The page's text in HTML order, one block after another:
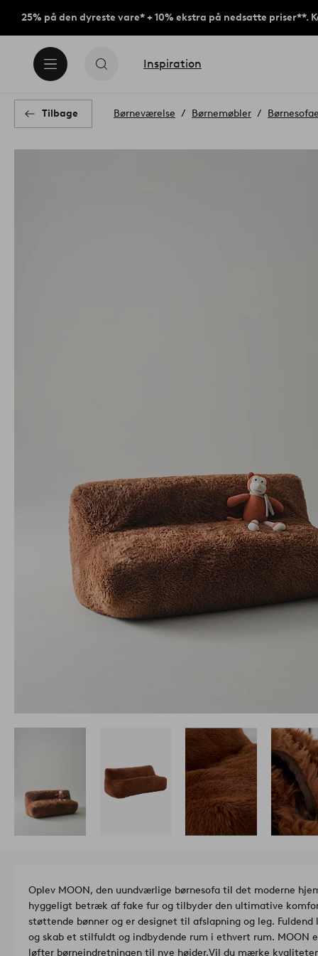
25% på den dyreste vare* + 10% ekstra på nedsatte priser**.
Inspiration
Tilbage Børneværelse Børnemøbler
Oplev MOON, den uundværlige børnesofa til det moderne
hyggeligt betræk af fake fur og tilbyder den ultimative
støttende bønner og er designet til afslapning og leg.
og skab et stilfuldt og indbydende rum i ethvert rum.
løfter børneindretningen til nye højder.Vil du mærke